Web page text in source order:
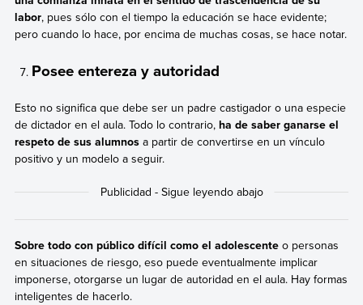
labor, pues sólo con el tiempo la educación se hace evidente;
pero cuando lo hace, por encima de muchas cosas, se hace notar.
Posee entereza y autoridad
Esto no significa que debe ser un padre castigador o una especie
de dictador en el aula. Todo lo contrario, ha de saber ganarse el
respeto de sus alumnosa partir de convertirse en un vínculo
positivo y un modelo a seguir.
Sobre todo con público difícil como el adolescenteo personas
en situaciones de riesgo, eso puede eventualmente implicar
imponerse, otorgarse un lugar de autoridad en el aula. Hay formas
inteligentes de hacerlo.